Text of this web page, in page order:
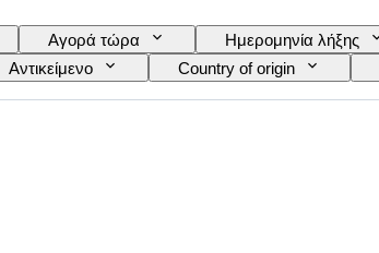
Αγορά τώρα Ημερομηνία λήξης
Αντικείμενο Country of origin
Τεχνική Υπογραφή Χρώμα